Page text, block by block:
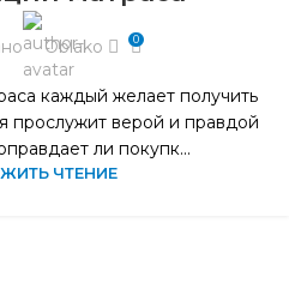
Oblako 0
каждый желает получить
прослужит верой и правдой
ли покупк...
ЧТЕНИЕ